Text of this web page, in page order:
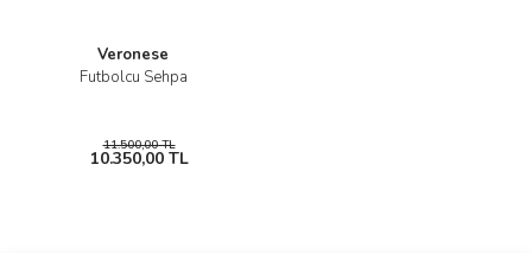
Veronese
Futbolcu Sehpa
11.500,00 TL
10.350,00 TL